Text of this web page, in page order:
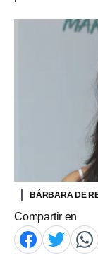
BÁRBARA DE
Compartir en